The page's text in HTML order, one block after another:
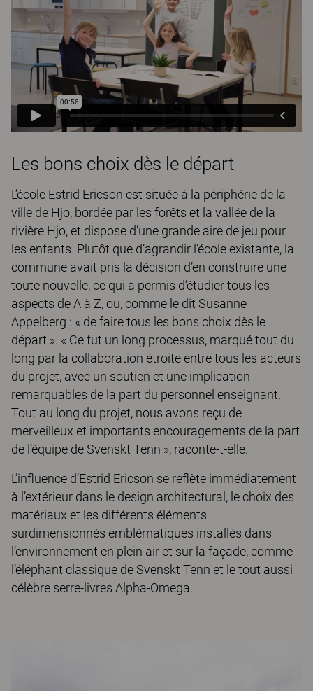
Les bons choix dès le départ
L’école Estrid Ericson est située à la périphérie de la
ville de Hjo, bordée par les forêts et la vallée de la
rivière Hjo, et dispose d’une grande aire de jeu pour
les enfants. Plutôt que d’agrandir l’école existante, la
commune avait pris la décision d’en construire une
toute nouvelle, ce qui a permis d’étudier tous les
aspects de A à Z, ou, comme le dit Susanne
Appelberg : « de faire tous les bons choix dès le
départ ». « Ce fut un long processus, marqué tout du
long par la collaboration étroite entre tous les acteurs
du projet, avec un soutien et une implication
remarquables de la part du personnel enseignant.
Tout au long du projet, nous avons reçu de
merveilleux et importants encouragements de la part
de l’équipe de Svenskt Tenn », raconte-t-elle.
L’influence d’Estrid Ericson se reflète immédiatement
à l’extérieur dans le design architectural, le choix des
matériaux et les différents éléments
surdimensionnés emblématiques installés dans
l’environnement en plein air et sur la façade, comme
l’éléphant classique de Svenskt Tenn et le tout aussi
célèbre serre-livres Alpha-Omega.